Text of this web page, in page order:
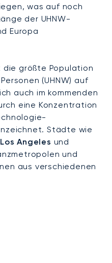
was auf noch
der UHNW-
Europa
größte Population
(UHNW) auf
auch im kommenden
eine Konzentration
Städte wie
Los Angeles und
und
aus verschiedenen